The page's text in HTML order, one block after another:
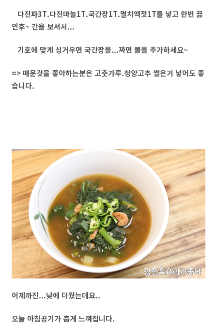
다진파3T.다진마늘1T.국간장1T.멸치액젓1T를 넣고 한번 끓
인후~ 간을 보셔서...
기호에 맞게 싱거우면 국간장을...짜면 물을 추가하세요~
=> 매운것을 좋아하는분은 고춧가루.청양고추 썰은거 넣어도 좋
습니다.
어제까진...낮에 더웠는데요..
오늘 아침공기가 춥게 느껴집니다.